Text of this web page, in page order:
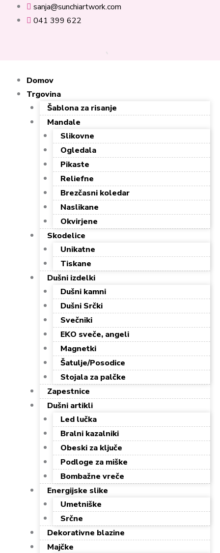
sanja@sunchiartwork.com
041 399 622
Domov
Trgovina
Šablona za risanje
Mandale
Slikovne
Ogledala
Pikaste
Reliefne
Brezčasni koledar
Naslikane
Okvirjene
Skodelice
Unikatne
Tiskane
Dušni izdelki
Dušni kamni
Dušni Srčki
Svečniki
EKO sveče, angeli
Magnetki
Šatulje/Posodice
Stojala za palčke
Zapestnice
Dušni artikli
Led lučka
Bralni kazalniki
Obeski za ključe
Podloge za miške
Bombažne vreče
Energijske slike
Umetniške
Srčne
Dekorativne blazine
Majčke